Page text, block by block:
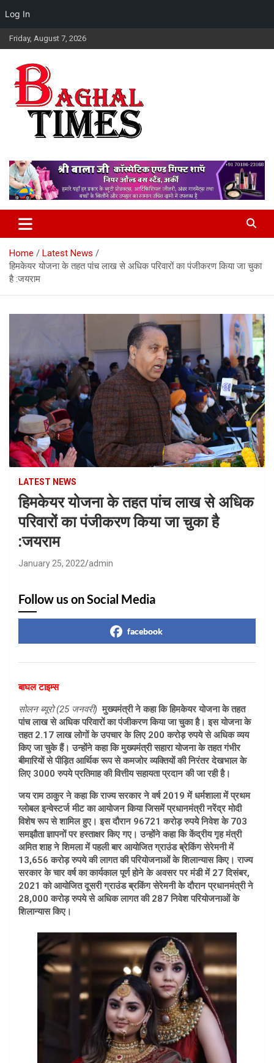
Log In
Skip
to
Friday, August 7, 2026
Baghal Times : Breaking News,
Himachal Hindi News, Latest
Himachal News, HP News.
Financial And Business News, Sports, Automobile, Entertainment,
Latest Gadget News, Lifestyle, Health, And Latest Updates From
Around The World.
Home
Latest News
हिमकेयर योजना के तहत पांच लाख से अधिक परिवारों का पंजीकरण किया जा चुका
है :जयराम
LATEST NEWS
हिमकेयर योजना के तहत पांच लाख से अधिक
परिवारों का पंजीकरण किया जा चुका है
:जयराम
January 25, 2022 admin
Follow us on Social Media
facebook
बाघल टाइम्स
सोलन ब्यूरो (25 जनवरी) मुख्यमंत्री ने कहा कि हिमकेयर योजना के तहत
पांच लाख से अधिक परिवारों का पंजीकरण किया जा चुका है। इस योजना के
तहत 2.17 लाख लोगों के उपचार के लिए 200 करोड़ रुपये से अधिक व्यय
किए जा चुके हैं। उन्होंने कहा कि मुख्यमंत्री सहारा योजना के तहत गंभीर
बीमारियों से पीड़ित आर्थिक रूप से कमजोर व्यक्तियों की निरंतर देखभाल के
लिए 3000 रुपये प्रतिमाह की वित्तीय सहायता प्रदान की जा रही है।
जय राम ठाकुर ने कहा कि राज्य सरकार ने वर्ष 2019 में धर्मशाला में प्रथम
ग्लोबल इन्वेस्टर्ज मीट का आयोजन किया जिसमें प्रधानमंत्री नरेंद्र मोदी
विशेष रूप से शामिल हुए। इस दौरान 96721 करोड़ रुपयेे निवेश के 703
समझौता ज्ञापनों पर हस्ताक्षर किए गए। उन्होंने कहा कि केंद्रीय गृह मंत्री
अमित शाह ने शिमला में पहली बार आयोजित ग्राउंड ब्रेकिंग सेरेमनी में
13,656 करोड़ रुपये की लागत की परियोजनाओं के शिलान्यास किए। राज्य
सरकार के चार वर्ष का कार्यकाल पूर्ण होने के अवसर पर मंडी में 27 दिसंबर,
2021 को आयोजित दूसरी ग्राउंड ब्रकिंग सेरेमनी के दौरान प्रधानमंत्री ने
28,000 करोड़ रुपये से अधिक लागत की 287 निवेश परियोजनाओं के
शिलान्यास किए।